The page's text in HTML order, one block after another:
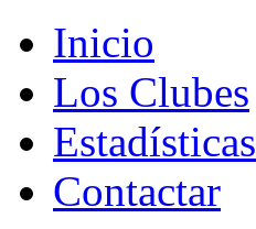
Inicio
Los Clubes
Estadísticas
Contactar